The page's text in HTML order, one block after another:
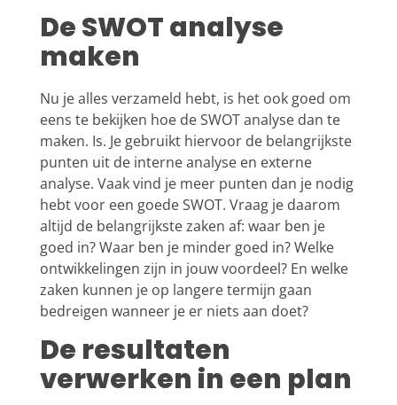
De SWOT analyse
maken
Nu je alles verzameld hebt, is het ook goed om
eens te bekijken hoe de SWOT analyse dan te
maken. Is. Je gebruikt hiervoor de belangrijkste
punten uit de interne analyse en externe
analyse. Vaak vind je meer punten dan je nodig
hebt voor een goede SWOT. Vraag je daarom
altijd de belangrijkste zaken af: waar ben je
goed in? Waar ben je minder goed in? Welke
ontwikkelingen zijn in jouw voordeel? En welke
zaken kunnen je op langere termijn gaan
bedreigen wanneer je er niets aan doet?
De resultaten
verwerken in een plan